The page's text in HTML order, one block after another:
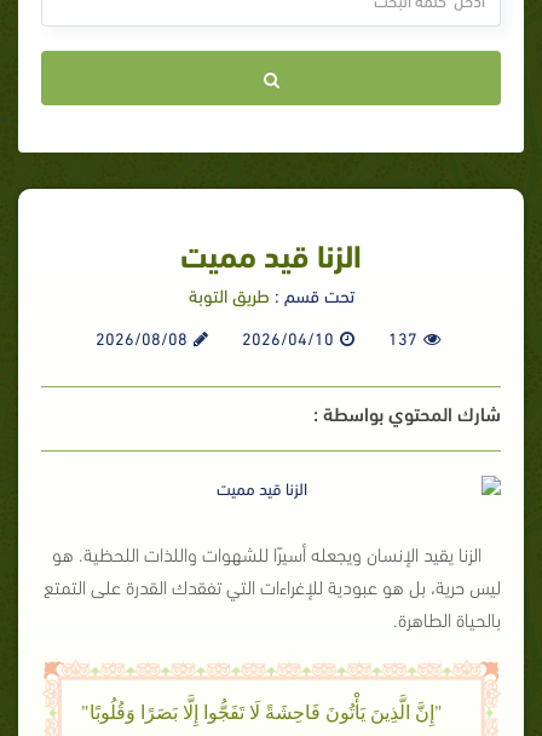
الزنا قيد مميت
تحت قسم : طريق التوبة
137
2026/04/10
2026/08/08
شارك المحتوي بواسطة :
الزنا يقيد الإنسان ويجعله أسيرًا للشهوات واللذات اللحظية. هو
ليس حرية، بل هو عبودية للإغراءات التي تفقدك القدرة على التمتع
بالحياة الطاهرة.
"إِنَّ الَّذِينَ يَأْتُونَ فَاحِشَةً لَا تَفَجُّوا إِلَّا بَصَرًا وَقُلُوبًا"